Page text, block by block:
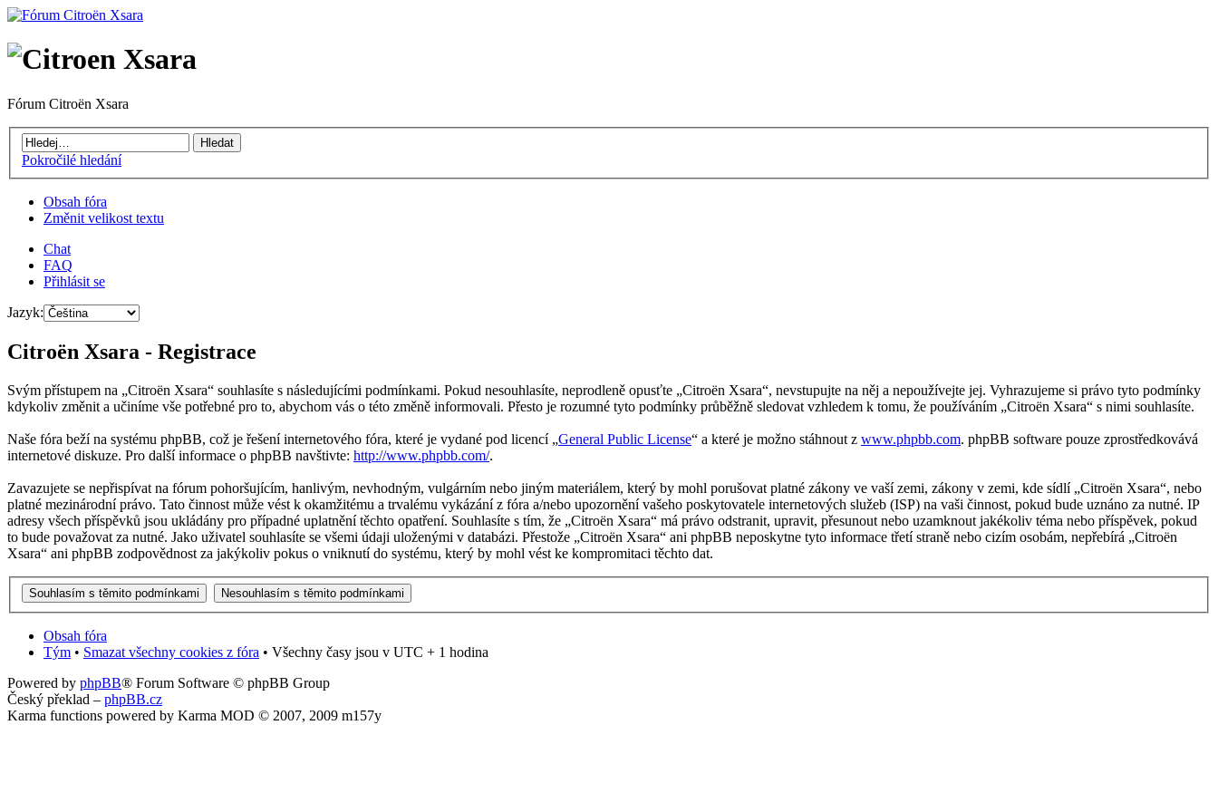
Fórum Citroën Xsara
Pokročilé hledání
Obsah fóra
Změnit velikost textu
Chat
FAQ
Přihlásit se
Jazyk:
Citroën Xsara - Registrace
Svým přístupem na „Citroën Xsara“ souhlasíte s následujícími podmínkami. Pokud nesouhlasíte, neprodleně opusťte „Citroën Xsara“, nevstupujte na něj a nepoužívejte jej. Vyhrazujeme si právo tyto podmínky
kdykoliv změnit a učiníme vše potřebné pro to, abychom vás o této změně informovali. Přesto je rozumné tyto podmínky průběžně sledovat vzhledem k tomu, že používáním „Citroën Xsara“ s nimi souhlasíte.
Naše fóra beží na systému phpBB, což je řešení internetového fóra, které je vydané pod licencí „General Public License“ a které je možno stáhnout z www.phpbb.com. phpBB software pouze zprostředkovává
internetové diskuze. Pro další informace o phpBB navštivte: http://www.phpbb.com/.
Zavazujete se nepřispívat na fórum pohoršujícím, hanlivým, nevhodným, vulgárním nebo jiným materiálem, který by mohl porušovat platné zákony ve vaší zemi, zákony v zemi, kde sídlí „Citroën Xsara“, nebo
platné mezinárodní právo. Tato činnost může vést k okamžitému a trvalému vykázání z fóra a/nebo upozornění vašeho poskytovatele internetových služeb (ISP) na vaši činnost, pokud bude uznáno za nutné. IP
adresy všech příspěvků jsou ukládány pro případné uplatnění těchto opatření. Souhlasíte s tím, že „Citroën Xsara“ má právo odstranit, upravit, přesunout nebo uzamknout jakékoliv téma nebo příspěvek, pokud
to bude považovat za nutné. Jako uživatel souhlasíte se všemi údaji uloženými v databázi. Přestože „Citroën Xsara“ ani phpBB neposkytne tyto informace třetí straně nebo cizím osobám, nepřebírá „Citroën
Xsara“ ani phpBB zodpovědnost za jakýkoliv pokus o vniknutí do systému, který by mohl vést ke kompromitaci těchto dat.
Obsah fóra
Tým • Smazat všechny cookies z fóra • Všechny časy jsou v UTC + 1 hodina
Powered by phpBB® Forum Software © phpBB Group
Český překlad – phpBB.cz
Karma functions powered by Karma MOD © 2007, 2009 m157y